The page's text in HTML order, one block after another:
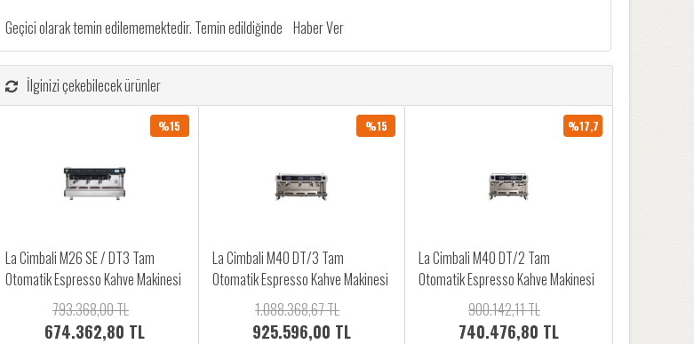
Geçici olarak temin edilememektedir. Temin edildiğinde
İlginizi çekebilecek ürünler
%15
La Cimbali M26 SE / DT3 Tam
Otomatik Espresso Kahve Makinesi
793.368,00 TL
674.362,80 TL
%15
La Cimbali M40 DT/3 Tam
Otomatik Espresso Kahve Makinesi
1.088.368,67 TL
925.596,00 TL
%17,7
La Cimbali M40 DT/2 Tam
Otomatik Espresso Kahve Makinesi
900.142,11 TL
740.476,80 TL